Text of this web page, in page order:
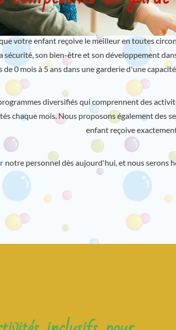
votre enfant reçoive le meilleur en toutes
sécurité, son bien-être et son développement
de 0 mois à 5 ans dans une garderie d'une
diversifiés qui comprennent des
chaque mois. Nous proposons également des
enfant reçoive
notre personnel dès aujourd'hui, et nous serons